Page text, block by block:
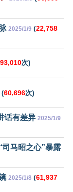
2025/1/9 (22,758
93,010次)
(60,696次)
话有差异 2025/1/9
马昭之心”暴露
2025/1/8 (61,937